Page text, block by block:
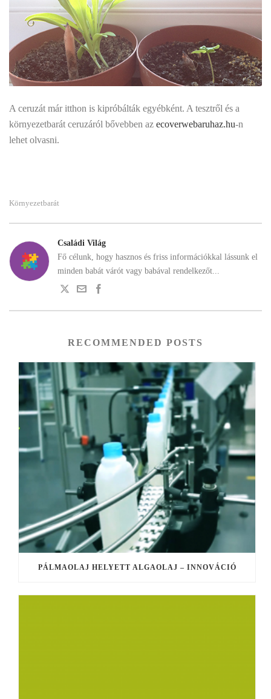
A ceruzát már itthon is kipróbálták egyébként. A tesztről és a
környezetbarát ceruzáról bővebben az ecoverwebaruhaz.hu-n
lehet olvasni.
Környezetbarát
Családi Világ
Fő célunk, hogy hasznos és friss információkkal lássunk el
minden babát várót vagy babával rendelkezőt...
RECOMMENDED POSTS
PÁLMAOLAJ HELYETT ALGAOLAJ – INNOVÁCIÓ